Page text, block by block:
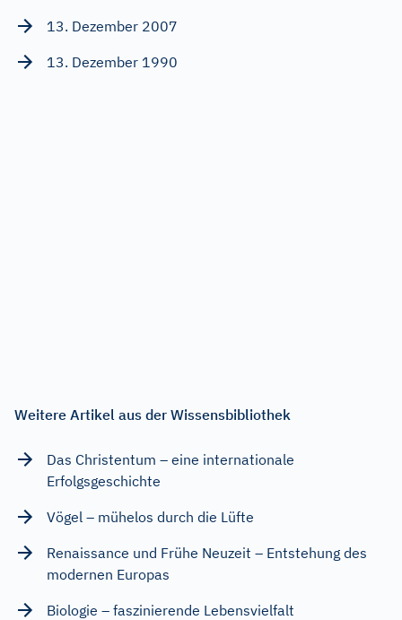
13. Dezember 2007
13. Dezember 1990
Weitere Artikel aus der Wissensbibliothek
Das Christentum – eine internationale
Erfolgsgeschichte
Vögel – mühelos durch die Lüfte
Renaissance und Frühe Neuzeit – Entstehung des
modernen Europas
Biologie – faszinierende Lebensvielfalt